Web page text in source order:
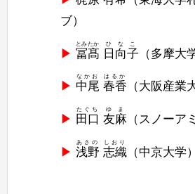
ブ）
冨髙
とみたか
日向子
ひなこ
（多摩大
中尾
なかお
春香
はるか
（大阪産業
田口
たぐち
友麻
ゆま
（スノーア
浅野
あさの
志織
しおり
（中京大学）